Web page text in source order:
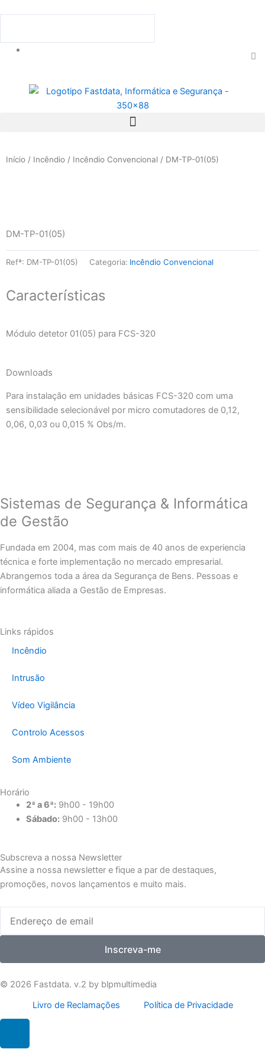
Menu
Início / Incêndio / Incêndio Convencional / DM-TP-01(05)
DM-TP-01(05)
Refª: DM-TP-01(05) Categoria: Incêndio Convencional
Características
Módulo detetor 01(05) para FCS-320
Downloads
Para instalação em unidades básicas FCS-320 com uma
sensibilidade selecionável por micro comutadores de 0,12,
0,06, 0,03 ou 0,015 % Obs/m.
Sistemas de Segurança & Informática
de Gestão
Fundada em 2004, mas com mais de 40 anos de experiencia
técnica e forte implementação no mercado empresarial.
Abrangemos toda a área da Segurança de Bens. Pessoas e
informática aliada a Gestão de Empresas.
Links rápidos
Incêndio
Intrusão
Vídeo Vigilância
Controlo Acessos
Som Ambiente
Horário
2ª a 6ª:9h00 - 19h00
Sábado:9h00 - 13h00
Subscreva a nossa Newsletter
Assine a nossa newsletter e fique a par de destaques,
promoções, novos lançamentos e muito mais.
Inscreva-me
© 2026 Fastdata. v.2 by blpmultimedia
Livro de Reclamações
Política de Privacidade